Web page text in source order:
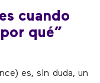
cuando
qué”
es, sin duda, un